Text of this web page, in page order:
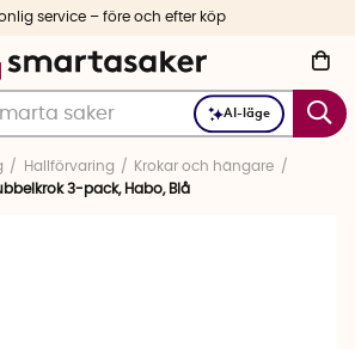
AI-läge
service – före och efter köp
Hallförvaring
Krokar och hängare
3-pack, Habo, Blå